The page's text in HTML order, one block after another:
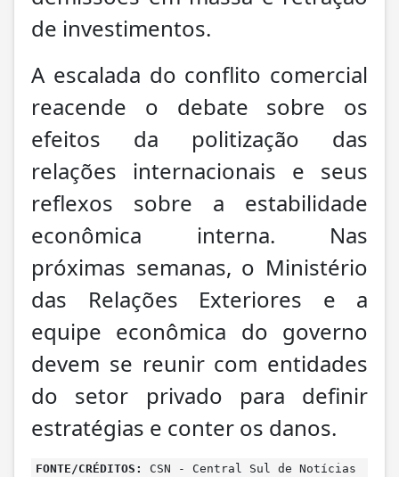
de investimentos.
A escalada do conflito comercial
reacende o debate sobre os
efeitos da politização das
relações internacionais e seus
reflexos sobre a estabilidade
econômica interna. Nas
próximas semanas, o Ministério
das Relações Exteriores e a
equipe econômica do governo
devem se reunir com entidades
do setor privado para definir
estratégias e conter os danos.
FONTE/CRÉDITOS:
CSN - Central Sul de Notícias